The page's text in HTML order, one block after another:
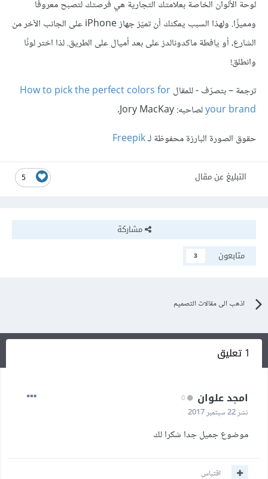
لوحة الألوان الخاصة بعلامتك التجارية هي فرصتك لتصبح معروفًا
ومميزًا. ولهذا السبب يمكنك أن تميّز جهاز iPhone على الجانب الآخر من
الشارع، أو يافطة ماكدونالدز على بعد أميال على الطريق. لذا اختر لونًا
وانطلق!
ترجمة – بتصرّف - للمقالHow to pick the perfect colors for
your brandلصاحبه: Jory MacKay.
حقوق الصورة البارزة محفوظة لـFreepik
5 التبليغ عن مقال
مشاركة
متابعون
3
اذهب الى مقالات التصميم
1 تعليق
امجد علوان
نشر22 سبتمبر 2017
موضوع جميل جدا شكرا لك
اقتباس